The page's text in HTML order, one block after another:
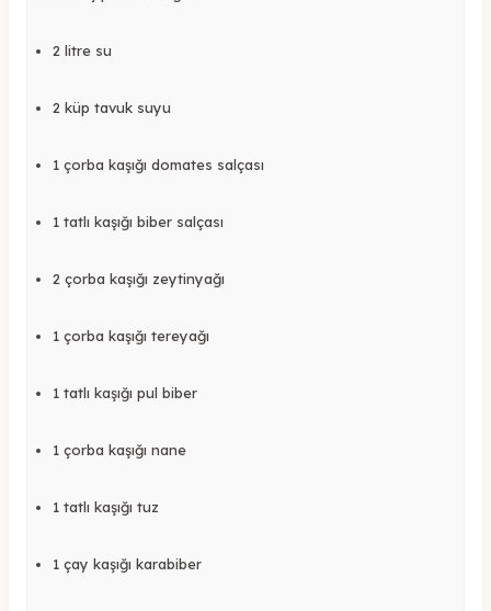
2 litre su
2 küp tavuk suyu
1 çorba kaşığı domates salçası
1 tatlı kaşığı biber salçası
2 çorba kaşığı zeytinyağı
1 çorba kaşığı tereyağı
1 tatlı kaşığı pul biber
1 çorba kaşığı nane
1 tatlı kaşığı tuz
1 çay kaşığı karabiber